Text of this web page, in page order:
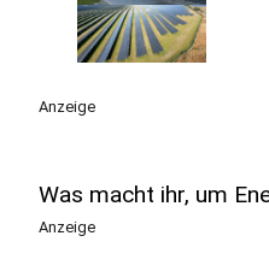
Anzeige
Was macht ihr, um
Anzeige